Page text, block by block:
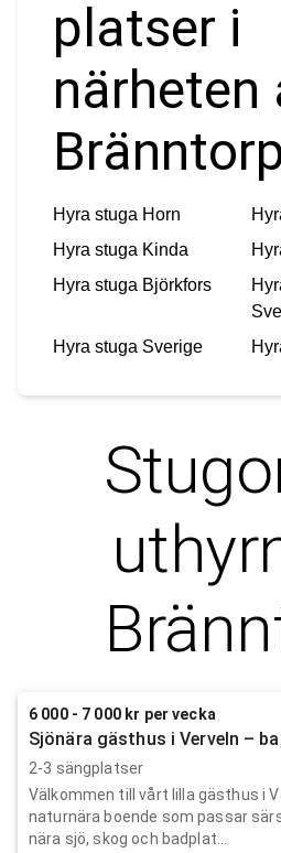
platser i
närheten
Hyra stuga Horn
Hyra stuga Kinda
Hyra stuga Björkfors
Hyra stuga Sverige
6 000 - 7 000 kr per vecka
Sjönära gästhus i Verveln –
2-3 sängplatser
Välkommen till vårt lilla gästhus i
naturnära boende som passar
nära sjö, skog och badplat...